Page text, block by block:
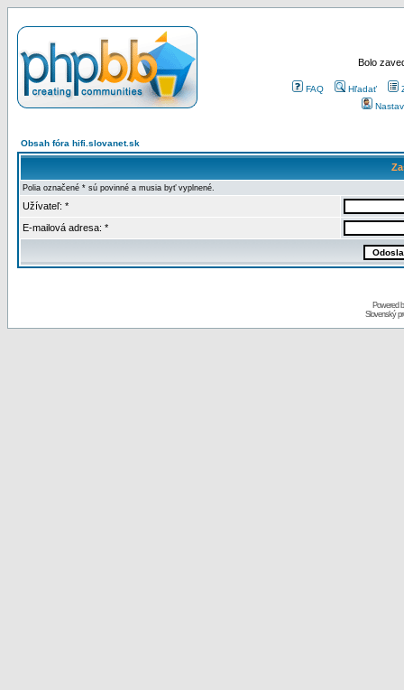
Bolo
FAQ Hľadať
Obsah fóra hifi.slovanet.sk
Polia označené * sú povinné a musia byť vyplnené.
Užívateľ: *
E-mailová adresa: *
Powered
Slovenský